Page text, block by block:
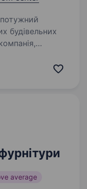
будівельних
average